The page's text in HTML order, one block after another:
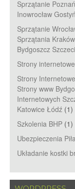
Sprzątanie
Inowrocław
Sprzątanie
Sprzątania
Bydgoszcz
Strony
Strony
Strony www
Internetowych
Katowice Łódź (1)
Szkolenia BHP (1)
Ubezpieczenia
Układanie kostki